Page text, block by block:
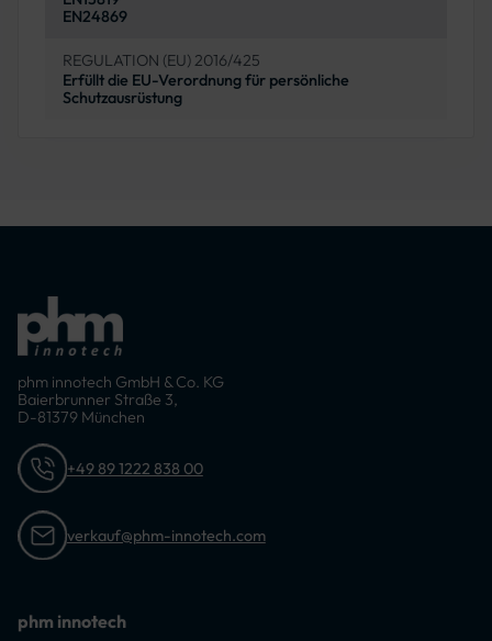
EN24869
REGULATION (EU) 2016/425
Erfüllt die EU-Verordnung für persönliche
Schutzausrüstung
phm innotech GmbH & Co. KG
Baierbrunner Straße 3,
D-81379 München
+49 89 1222 838 00
verkauf@phm-innotech.com
phm innotech